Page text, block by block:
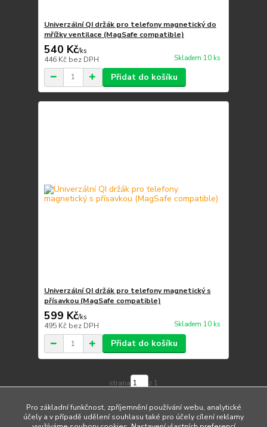
Univerzální QI držák pro telefony magnetický do
mřížky ventilace (MagSafe compatible)
540 Kč/ks
446 Kč bez DPH Skladem 10 ks
Přidat do košíku
Univerzální QI držák pro telefony magnetický s
přísavkou (MagSafe compatible)
599 Kč/ks
495 Kč bez DPH Skladem 10 ks
Přidat do košíku
strana z 1
Pro základní funkčnost, zpříjemnění používání webu, analytické
účely a v případě udělení souhlasu také pro účely cílení reklamy